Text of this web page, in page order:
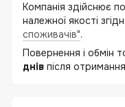
Компанія здійснює
належної якості
споживачів".
Повернення і обмін
днів після